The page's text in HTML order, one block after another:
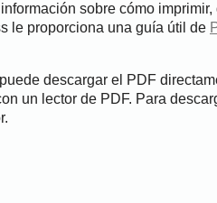
sobre cómo
le proporciona una guía útil de
descargar el PDF
un lector de PDF. Para